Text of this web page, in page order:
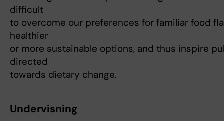
difficult
to overcome our preferences for familiar food
healthier
or more sustainable options, and thus inspire
directed
towards dietary change.
Undervisning